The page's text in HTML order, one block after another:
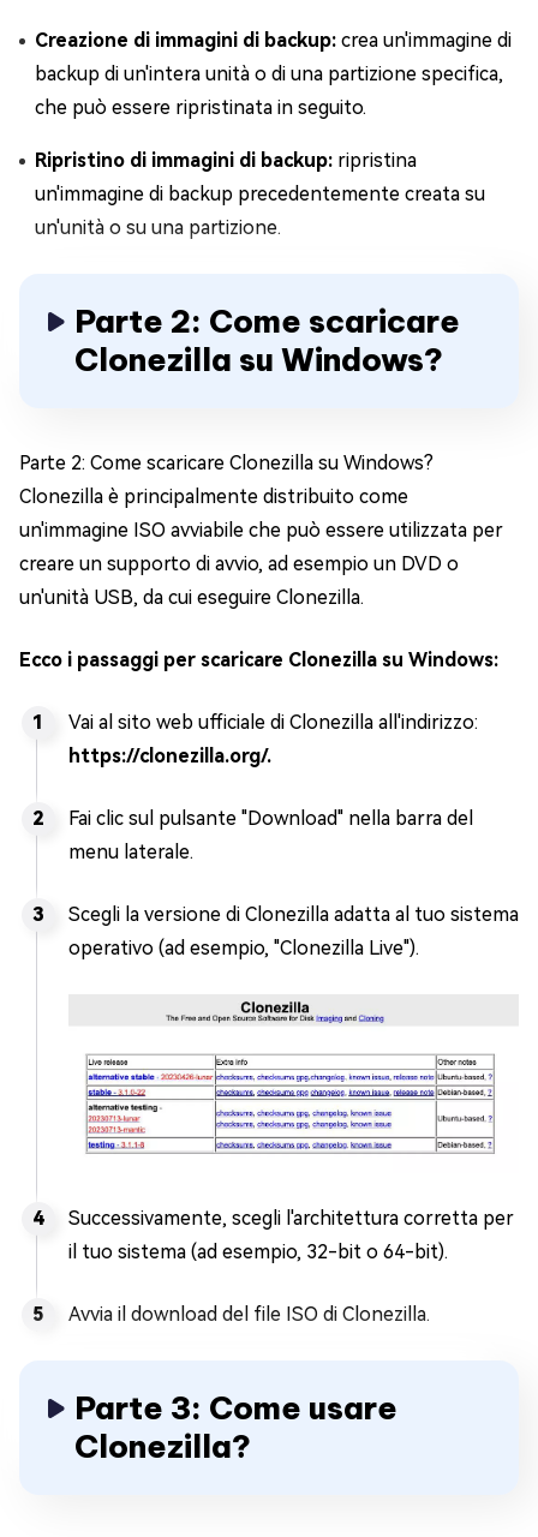
Creazione di immagini di backup: crea un'immagine di
backup di un'intera unità o di una partizione specifica,
che può essere ripristinata in seguito.
Ripristino di immagini di backup: ripristina
un'immagine di backup precedentemente creata su
un'unità o su una partizione.
Parte 2: Come scaricare
Clonezilla su Windows?
Parte 2: Come scaricare Clonezilla su Windows?
Clonezilla è principalmente distribuito come
un'immagine ISO avviabile che può essere utilizzata per
creare un supporto di avvio, ad esempio un DVD o
un'unità USB, da cui eseguire Clonezilla.
Ecco i passaggi per scaricare Clonezilla su Windows:
Vai al sito web ufficiale di Clonezilla all'indirizzo:
https://clonezilla.org/.
Fai clic sul pulsante "Download" nella barra del
menu laterale.
Scegli la versione di Clonezilla adatta al tuo sistema
operativo (ad esempio, "Clonezilla Live").
Successivamente, scegli l'architettura corretta per
il tuo sistema (ad esempio, 32-bit o 64-bit).
Avvia il download del file ISO di Clonezilla.
Parte 3: Come usare
Clonezilla?